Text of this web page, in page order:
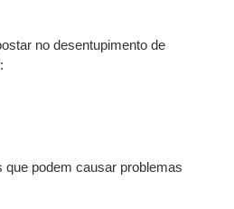
no desentupimento de
que podem causar problemas